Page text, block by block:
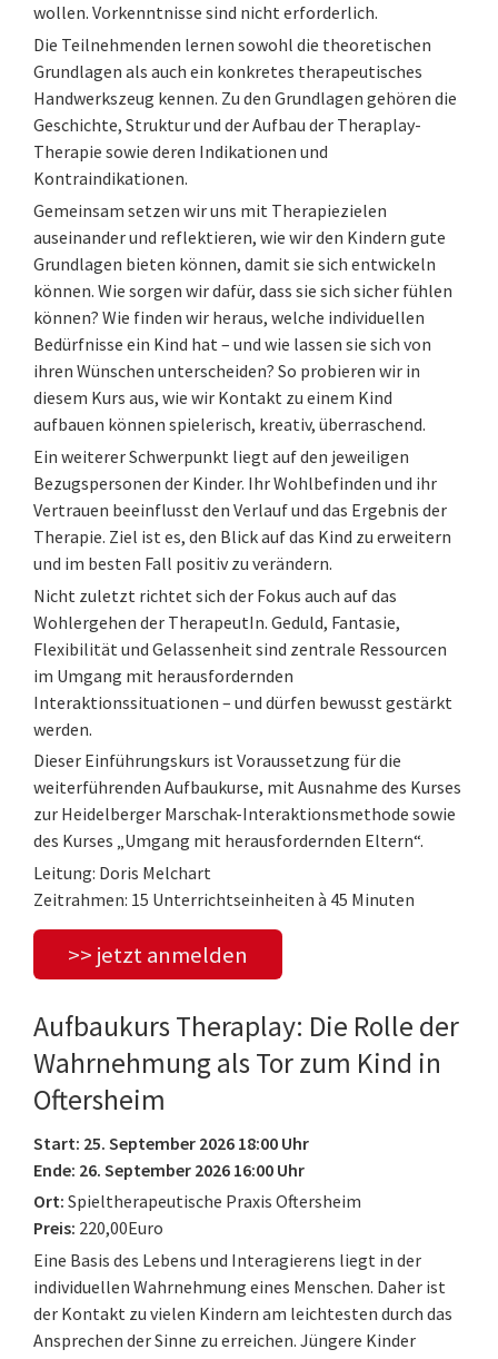
wollen. Vorkenntnisse sind nicht erforderlich.
Die Teilnehmenden lernen sowohl die theoretischen
Grundlagen als auch ein konkretes therapeutisches
Handwerkszeug kennen. Zu den Grundlagen gehören die
Geschichte, Struktur und der Aufbau der Theraplay-
Therapie sowie deren Indikationen und
Kontraindikationen.
Gemeinsam setzen wir uns mit Therapiezielen
auseinander und reflektieren, wie wir den Kindern gute
Grundlagen bieten können, damit sie sich entwickeln
können. Wie sorgen wir dafür, dass sie sich sicher fühlen
können? Wie finden wir heraus, welche individuellen
Bedürfnisse ein Kind hat – und wie lassen sie sich von
ihren Wünschen unterscheiden? So probieren wir in
diesem Kurs aus, wie wir Kontakt zu einem Kind
aufbauen können spielerisch, kreativ, überraschend.
Ein weiterer Schwerpunkt liegt auf den jeweiligen
Bezugspersonen der Kinder. Ihr Wohlbefinden und ihr
Vertrauen beeinflusst den Verlauf und das Ergebnis der
Therapie. Ziel ist es, den Blick auf das Kind zu erweitern
und im besten Fall positiv zu verändern.
Nicht zuletzt richtet sich der Fokus auch auf das
Wohlergehen der TherapeutIn. Geduld, Fantasie,
Flexibilität und Gelassenheit sind zentrale Ressourcen
im Umgang mit herausfordernden
Interaktionssituationen – und dürfen bewusst gestärkt
werden.
Dieser Einführungskurs ist Voraussetzung für die
weiterführenden Aufbaukurse, mit Ausnahme des Kurses
zur Heidelberger Marschak-Interaktionsmethode sowie
des Kurses „Umgang mit herausfordernden Eltern“.
Leitung: Doris Melchart
Zeitrahmen: 15 Unterrichtseinheiten à 45 Minuten
>> jetzt anmelden
Aufbaukurs Theraplay: Die Rolle der
Wahrnehmung als Tor zum Kind in
Oftersheim
Start: 25. September 2026 18:00 Uhr
Ende: 26. September 2026 16:00 Uhr
Ort: Spieltherapeutische Praxis Oftersheim
Preis: 220,00Euro
Eine Basis des Lebens und Interagierens liegt in der
individuellen Wahrnehmung eines Menschen. Daher ist
der Kontakt zu vielen Kindern am leichtesten durch das
Ansprechen der Sinne zu erreichen. Jüngere Kinder